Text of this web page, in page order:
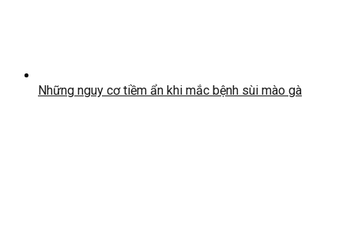
Những nguy cơ tiềm ẩn khi mắc bệnh sùi mào gà